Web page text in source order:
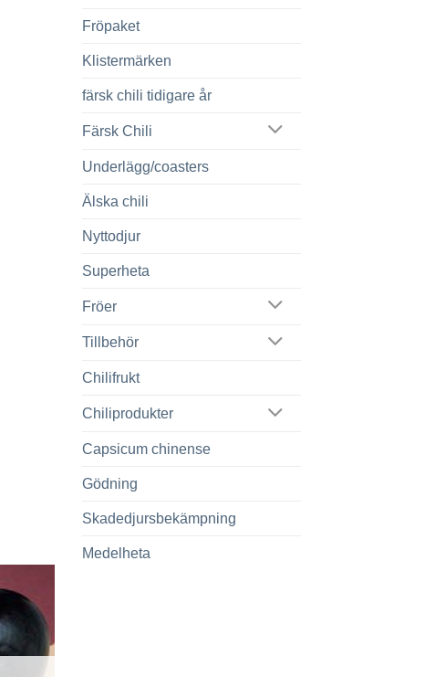
lägg till
favoriter
Fröpaket
Klistermärken
färsk chili tidigare år
Färsk Chili
Underlägg/coasters
Älska chili
Nyttodjur
Superheta
Fröer
Tillbehör
Chilifrukt
Chiliprodukter
Capsicum chinense
Gödning
Skadedjursbekämpning
Medelheta